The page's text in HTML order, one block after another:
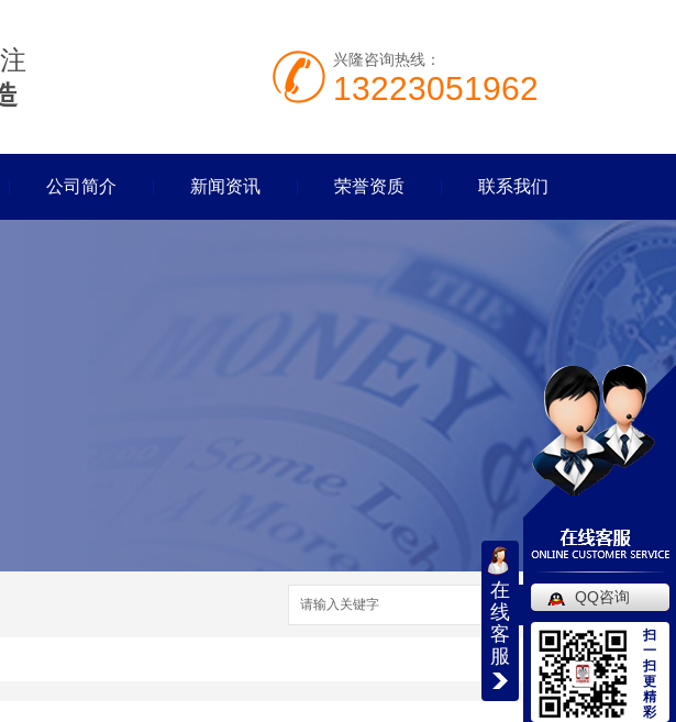
兴隆咨询热线：
13223051962
公司简介 新闻资讯 荣誉资质 联系我们
搜索
在
线
客
服
QQ咨询
扫
一
扫
更
精
彩